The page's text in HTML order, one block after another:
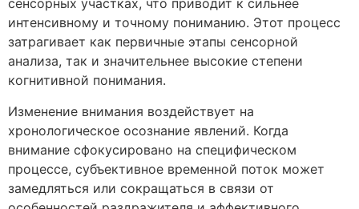
сенсорных участках, что приводит к сильнее
интенсивному и точному пониманию. Этот процесс
затрагивает как первичные этапы сенсорной
анализа, так и значительнее высокие степени
когнитивной понимания.
Изменение внимания воздействует на
хронологическое осознание явлений. Когда
внимание сфокусировано на специфическом
процессе, субъективное временной поток может
замедляться или сокращаться в связи от